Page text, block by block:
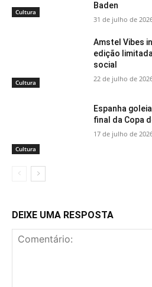
Cultura
Baden
31 de julho de
Cultura
Amstel Vibes
edição
social
22 de julho de
Cultura
Espanha
final da Copa
17 de julho de
DEIXE UMA RESPOSTA